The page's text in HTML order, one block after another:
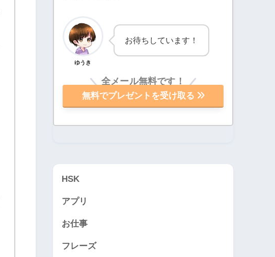
ゆうき
お待ちしています！
全メール無料です！
無料でプレゼントを受け取る
HSK
アプリ
お仕事
フレーズ